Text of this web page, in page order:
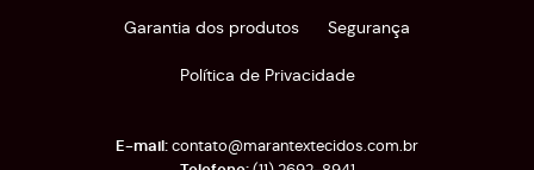
Garantia dos produtos Segurança
Política de Privacidade
contato@marantextecidos.com.br